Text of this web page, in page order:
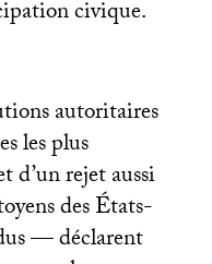
civique.
autoritaires
les plus
d’un rejet aussi
des États-
— déclarent